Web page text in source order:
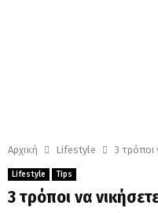
Αρχική Lifestyle 3 τρόποι
Lifestyle Tips
3 τρόποι να